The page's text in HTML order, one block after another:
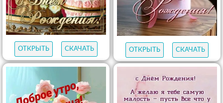
ОТКРЫТЬ СКАЧАТЬ ОТКРЫТЬ СКАЧАТЬ